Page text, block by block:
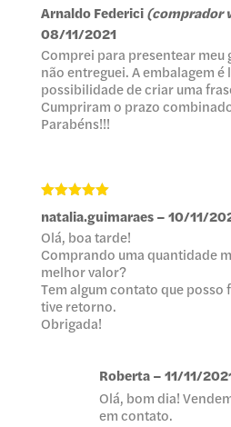
de 5
Arnaldo Federici(comprador
08/11/2021
Comprei para presentear meu
não entreguei. A embalagem é
possibilidade de criar uma
Cumpriram o prazo
Parabéns!!!
de 5
natalia.guimaraes–10/11/
Olá, boa tarde!
Comprando uma quantidade
melhor valor?
Tem algum contato que posso
tive retorno.
Obrigada!
Roberta–11/11/
Olá, bom dia!
em contato.